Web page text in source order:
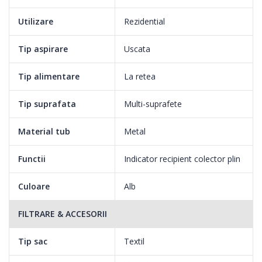
Functionare silentioasa
Folosind aspiratorul HVC-M700WH, nu trebuie sa iti mai faci griji
in privinta zgomotului. Acum te
poti bucura pe deplin de cel mai scazut nivel de zgomot, astfel
ca poti aspira la orice ora din zi sau
noapte.
Filtru HEPA 12
Utilizare Rezidential
Tip aspirare Uscata
Tip alimentare La retea
Tip suprafata Multi-suprafete
Material tub Metal
Functii Indicator recipient colector plin
Culoare Alb
FILTRARE & ACCESORII
Tip sac Textil